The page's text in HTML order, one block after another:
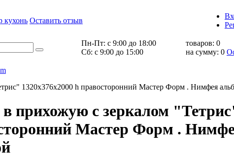
кухонь Оставить отзыв
Пн-Пт: с 9:00 до 18:00
Cб: с 9:00 до 15:00
товаров: 0
на сумму: 0
1320х376х2000 h правосторонний Мастер Форм . Нимфея
прихожую с зеркалом
Мастер Форм .